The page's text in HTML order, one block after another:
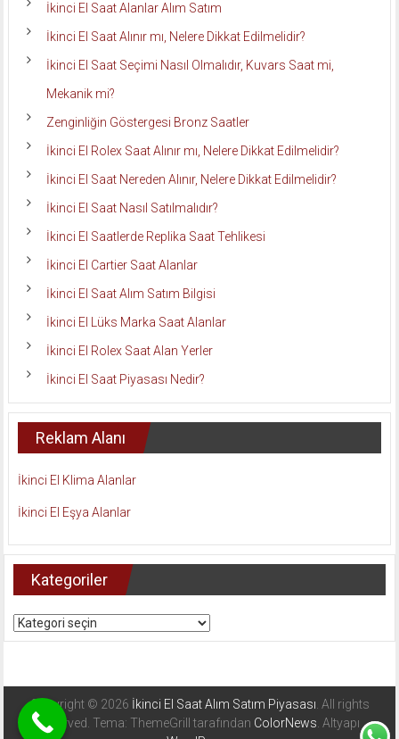
İkinci El Saat Alanlar Alım Satım
İkinci El Saat Alınır mı, Nelere Dikkat Edilmelidir?
İkinci El Saat Seçimi Nasıl Olmalıdır, Kuvars Saat mi,
Mekanik mi?
Zenginliğin Göstergesi Bronz Saatler
İkinci El Rolex Saat Alınır mı, Nelere Dikkat Edilmelidir?
İkinci El Saat Nereden Alınır, Nelere Dikkat Edilmelidir?
İkinci El Saat Nasıl Satılmalıdır?
İkinci El Saatlerde Replika Saat Tehlikesi
İkinci El Cartier Saat Alanlar
İkinci El Saat Alım Satım Bilgisi
İkinci El Lüks Marka Saat Alanlar
İkinci El Rolex Saat Alan Yerler
İkinci El Saat Piyasası Nedir?
Reklam Alanı
İkinci El Klima Alanlar
İkinci El Eşya Alanlar
Kategoriler
Kategoriler
Copyright © 2026 İkinci El Saat Alım Satım Piyasası. All rights
reserved. Tema: ThemeGrill tarafından ColorNews. Altyapı